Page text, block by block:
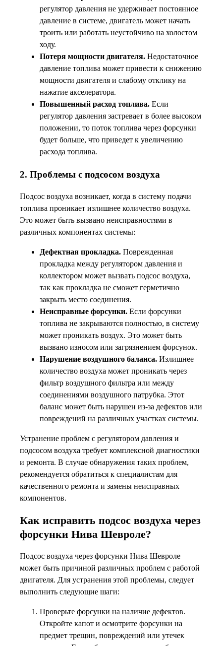
регулятор давления не удерживает постоянное
давление в системе, двигатель может начать
троить или работать неустойчиво на холостом
ходу.
Потеря мощности двигателя. Недостаточное
давление топлива может привести к снижению
мощности двигателя и слабому отклику на
нажатие акселератора.
Повышенный расход топлива. Если
регулятор давления застревает в более высоком
положении, то поток топлива через форсунки
будет больше, что приведет к увеличению
расхода топлива.
2. Проблемы с подсосом воздуха
Подсос воздуха возникает, когда в систему подачи
топлива проникает излишнее количество воздуха.
Это может быть вызвано неисправностями в
различных компонентах системы:
Дефектная прокладка. Поврежденная
прокладка между регулятором давления и
коллектором может вызвать подсос воздуха,
так как прокладка не сможет герметично
закрыть место соединения.
Неисправные форсунки. Если форсунки
топлива не закрываются полностью, в систему
может проникать воздух. Это может быть
вызвано износом или загрязнением форсунок.
Нарушение воздушного баланса. Излишнее
количество воздуха может проникать через
фильтр воздушного фильтра или между
соединениями воздушного патрубка. Этот
баланс может быть нарушен из-за дефектов или
повреждений на различных участках системы.
Устранение проблем с регулятором давления и
подсосом воздуха требует комплексной диагностики
и ремонта. В случае обнаружения таких проблем,
рекомендуется обратиться к специалистам для
качественного ремонта и замены неисправных
компонентов.
Как исправить подсос воздуха через
форсунки Нива Шевроле?
Подсос воздуха через форсунки Нива Шевроле
может быть причиной различных проблем с работой
двигателя. Для устранения этой проблемы, следует
выполнить следующие шаги:
Проверьте форсунки на наличие дефектов.
Откройте капот и осмотрите форсунки на
предмет трещин, повреждений или утечек